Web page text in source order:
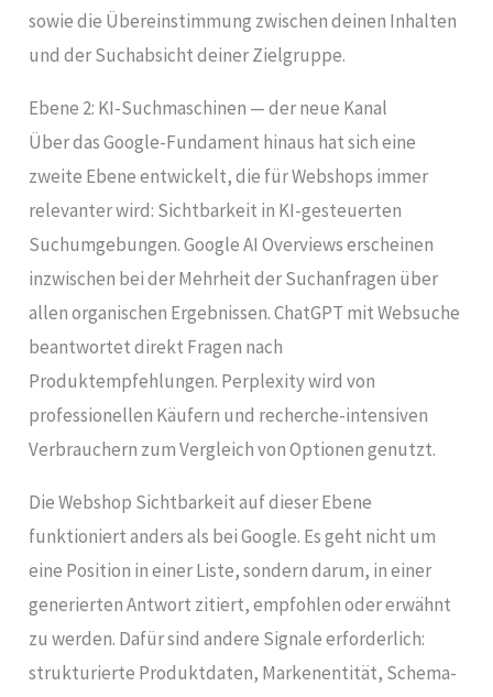
sowie die Übereinstimmung zwischen deinen Inhalten
und der Suchabsicht deiner Zielgruppe.
Ebene 2: KI-Suchmaschinen — der neue Kanal
Über das Google-Fundament hinaus hat sich eine
zweite Ebene entwickelt, die für Webshops immer
relevanter wird: Sichtbarkeit in KI-gesteuerten
Suchumgebungen. Google AI Overviews erscheinen
inzwischen bei der Mehrheit der Suchanfragen über
allen organischen Ergebnissen. ChatGPT mit Websuche
beantwortet direkt Fragen nach
Produktempfehlungen. Perplexity wird von
professionellen Käufern und recherche-intensiven
Verbrauchern zum Vergleich von Optionen genutzt.
Die Webshop Sichtbarkeit auf dieser Ebene
funktioniert anders als bei Google. Es geht nicht um
eine Position in einer Liste, sondern darum, in einer
generierten Antwort zitiert, empfohlen oder erwähnt
zu werden. Dafür sind andere Signale erforderlich:
strukturierte Produktdaten, Markenentität, Schema-